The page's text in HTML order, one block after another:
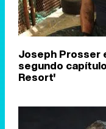
Joseph Prosser
segundo
Resort'